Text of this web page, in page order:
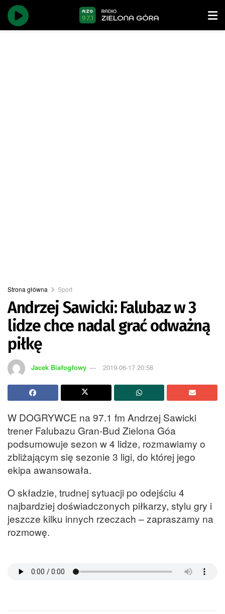
Strona główna Sport
Andrzej Sawicki: Falubaz w 3
lidze chce nadal grać odważną
piłkę
Jacek Białogłowy 2019-06-17 20:58
W DOGRYWCE na 97.1 fm Andrzej Sawicki
trener Falubazu Gran-Bud Zielona Góa
podsumowuje sezon w 4 lidze, rozmawiamy o
zbliżającym się sezonie 3 ligi, do której jego
ekipa awansowała.
O składzie, trudnej sytuacji po odejściu 4
najbardziej doświadczonych piłkarzy, stylu gry i
jeszcze kilku innych rzeczach – zapraszamy na
rozmowę.